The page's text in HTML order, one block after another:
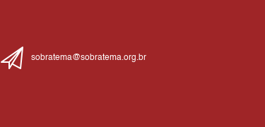
sobratema@sobratema.org.br